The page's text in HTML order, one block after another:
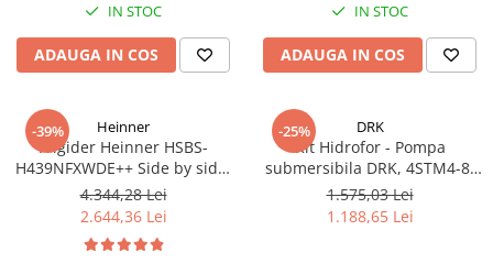
IN STOC
ADAUGA IN COS
IN STOC
ADAUGA IN COS
-39% Heinner
Frigider Heinner HSBS-
H439NFXWDE++ Side by side,
433 l, No Frost, Dozator de
apa, Functie smart, Functie
congelare si racire rapida,
Clasa E, H 176.5 cm, inox
4.344,28 Lei
2.644,36 Lei
-25% DRK
Kit Hidrofor - Pompa
submersibila DRK, 4STM4-8,
putere 1.8 kW, debit 5m3/h, 8
turbine + Vas de expansiune
100 L, racord 5 cai, supapa de
1.575,03 Lei
1.188,65 Lei